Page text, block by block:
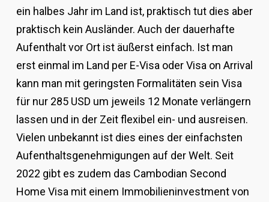
ein halbes Jahr im Land ist, praktisch tut dies aber
praktisch kein Ausländer. Auch der dauerhafte
Aufenthalt vor Ort ist äußerst einfach. Ist man
erst einmal im Land per E-Visa oder Visa on Arrival
kann man mit geringsten Formalitäten sein Visa
für nur 285 USD um jeweils 12 Monate verlängern
lassen und in der Zeit flexibel ein- und ausreisen.
Vielen unbekannt ist dies eines der einfachsten
Aufenthaltsgenehmigungen auf der Welt. Seit
2022 gibt es zudem das Cambodian Second
Home Visa mit einem Immobilieninvestment von